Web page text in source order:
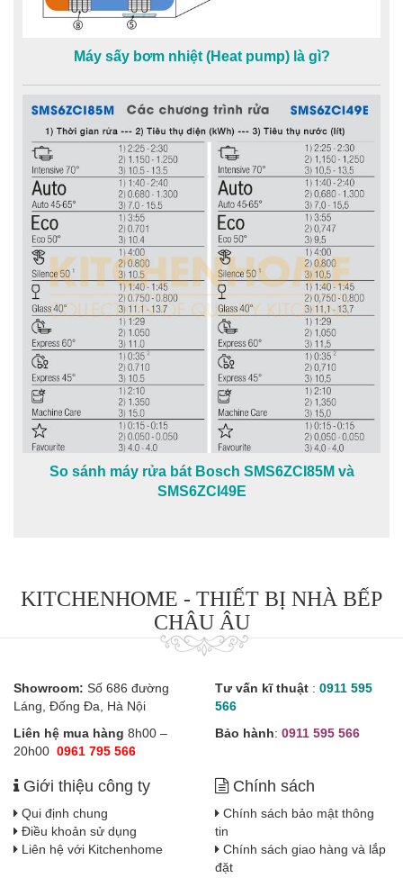
Máy sấy bơm nhiệt (Heat pump) là gì?
So sánh máy rửa bát Bosch SMS6ZCI85M và
SMS6ZCI49E
KITCHENHOME - THIẾT BỊ NHÀ BẾP
CHÂU ÂU
Showroom: Số 686 đường
Láng, Đống Đa, Hà Nội
Liên hệ mua hàng 8h00 –
20h00 0961 795 566
Tư vấn kĩ thuật : 0911 595
566
Bảo hành: 0911 595 566
Giới thiệu công ty
Qui định chung
Điều khoản sử dụng
Liên hệ với Kitchenhome
Chính sách
Chính sách bảo mật thông
tin
Chính sách giao hàng và lắp
đặt